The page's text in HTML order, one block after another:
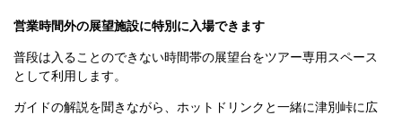
営業時間外の展望施設に特別に入場できます
普段は入ることのできない時間帯の展望台をツアー専用スペース
として利用します。
ガイドの解説を聞きながら、ホットドリンクと一緒に津別峠に広